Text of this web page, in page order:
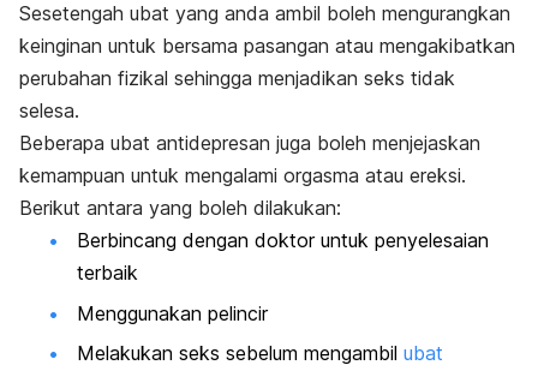
Sesetengah ubat yang anda ambil boleh mengurangkan
keinginan untuk bersama pasangan atau mengakibatkan
perubahan fizikal sehingga menjadikan seks tidak
selesa.
Beberapa ubat antidepresan juga boleh menjejaskan
kemampuan untuk mengalami orgasma atau ereksi.
Berikut antara yang boleh dilakukan:
Berbincang dengan doktor untuk penyelesaian
terbaik
Menggunakan pelincir
Melakukan seks sebelum mengambil ubat